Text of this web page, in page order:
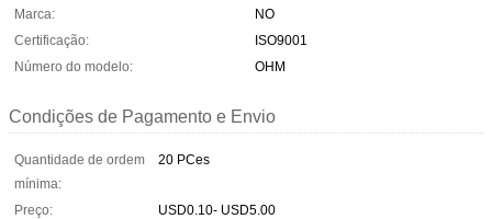
Marca:
NO
Certificação:
ISO9001
Número do modelo:
OHM
Condições de Pagamento e Envio
Quantidade de ordem
mínima:
20 PCes
Preço:
USD0.10- USD5.00